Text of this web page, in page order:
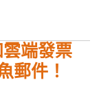
雲端發票
郵件！